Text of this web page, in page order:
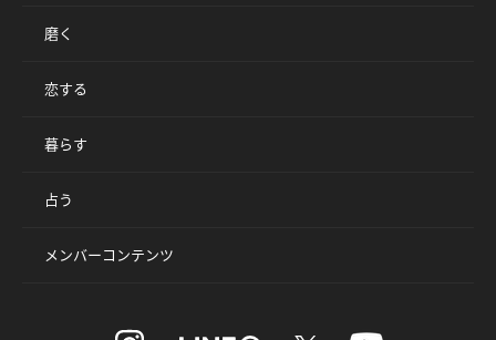
磨く
恋する
暮らす
占う
メンバーコンテンツ